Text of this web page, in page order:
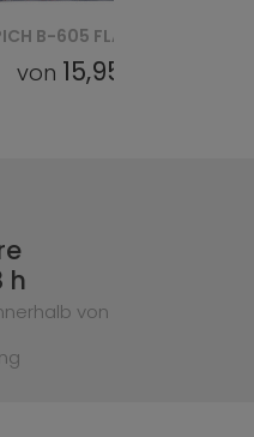
von 15,95 €
h
von